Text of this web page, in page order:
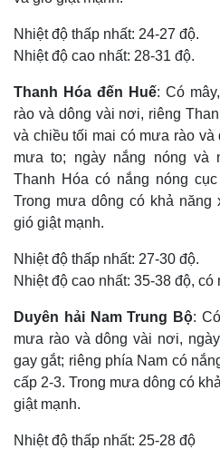
Thế giới
Cuộc sống đó đây
Hồ sơ
Nhiệt độ thấp nhất: 24-27 độ.
Nhiệt độ cao nhất: 28-31 độ.
Thanh Hóa đến Huế: Có
rào và dông vài nơi, riêng
và chiều tối mai có mưa rào
mưa to; ngày nắng nóng và
Thanh Hóa có nắng nóng
Trong mưa dông có khả năng
gió giật mạnh.
Nhiệt độ thấp nhất: 27-30 độ.
Nhiệt độ cao nhất: 35-38 độ, có
Duyên hải Nam Trung Bộ:
mưa rào và dông vài nơi,
gay gắt; riêng phía Nam có
cấp 2-3. Trong mưa dông có
giật mạnh.
Nhiệt độ thấp nhất: 25-28 độ